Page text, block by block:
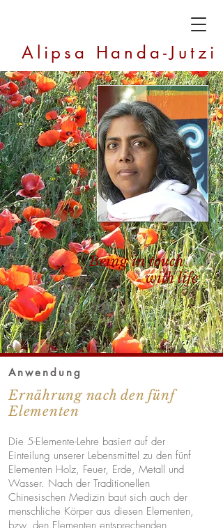
Alipsa Handa-Jutzi
Being in touch
with life
Anwendung
Ernährung nach den fünf
Elementen
Die 5-Elemente-Lehre basiert auf der
Einteilung unserer Lebensmittel zu den fünf
Elementen Holz, Feuer, Erde, Metall und
Wasser. Nach der Traditionellen
Chinesischen Medizin baut sich auch der
menschliche Körper aus diesen Elementen,
bzw. den Elementen entsprechenden